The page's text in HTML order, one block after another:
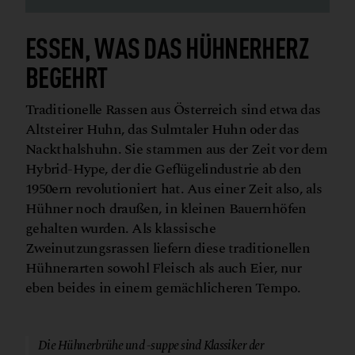
ESSEN, WAS DAS HÜHNERHERZ
BEGEHRT
Traditionelle Rassen aus Österreich sind etwa das
Altsteirer Huhn, das Sulmtaler Huhn oder das
Nackthalshuhn. Sie stammen aus der Zeit vor dem
Hybrid-Hype, der die Geflügelindustrie ab den
1950ern revolutioniert hat. Aus einer Zeit also, als
Hühner noch draußen, in kleinen Bauernhöfen
gehalten wurden. Als klassische
Zweinutzungsrassen liefern diese traditionellen
Hühnerarten sowohl Fleisch als auch Eier, nur
eben beides in einem gemächlicheren Tempo.
Die Hühnerbrühe und -suppe sind Klassiker der